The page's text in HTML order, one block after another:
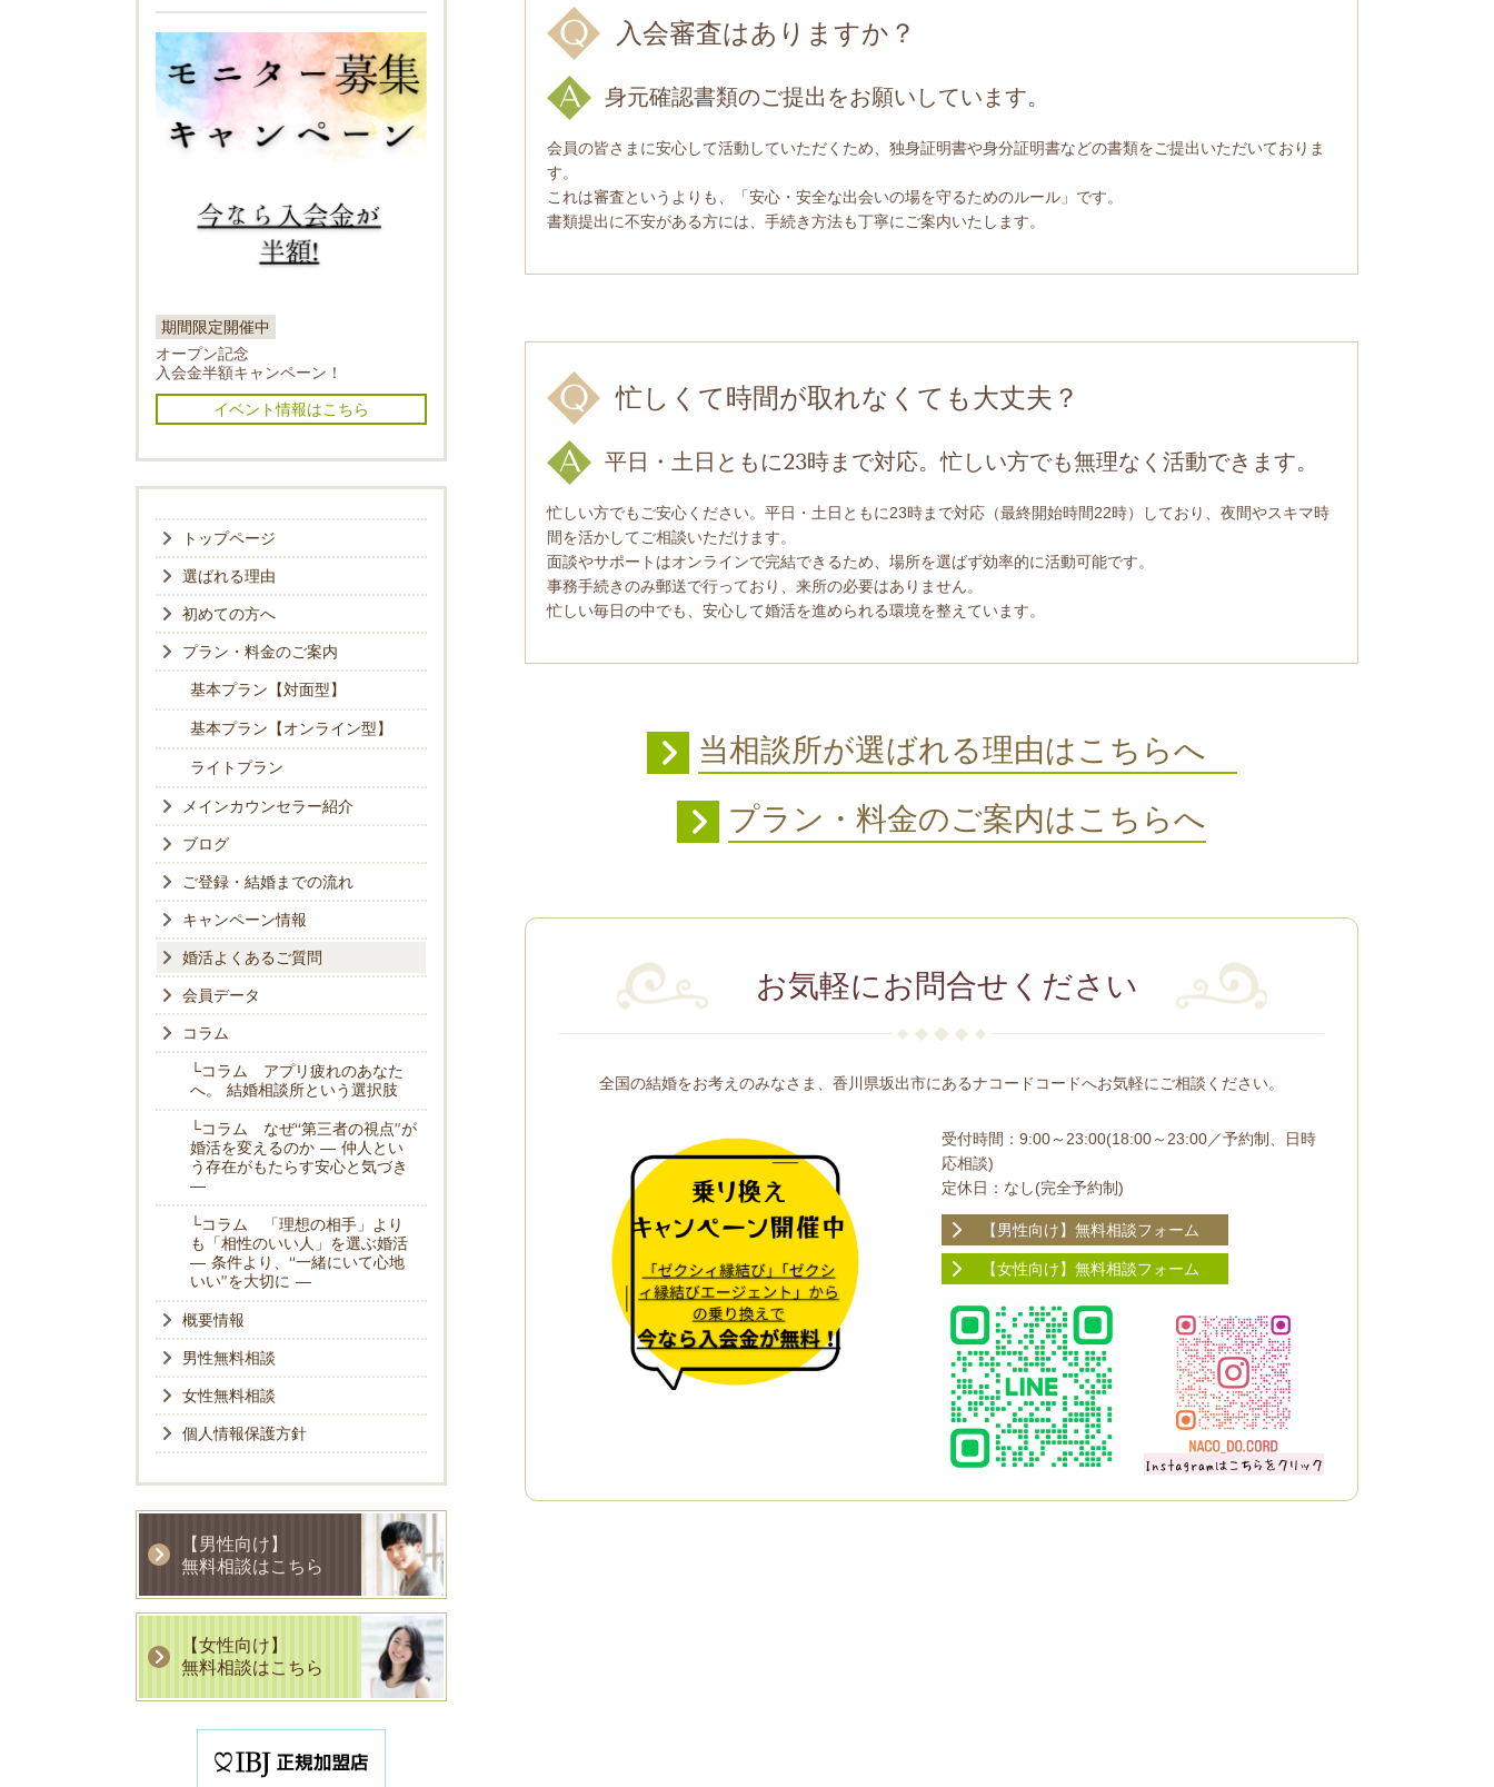
入会審査はありますか？
身元確認書類のご提出をお願いしています。
会員の皆さまに安心して活動していただくため、独身証明書や身分証明書などの書類をご提出いただいておりま
す。
これは審査というよりも、「安心・安全な出会いの場を守るためのルール」です。
書類提出に不安がある方には、手続き方法も丁寧にご案内いたします。
忙しくて時間が取れなくても大丈夫？
平日・土日ともに23時まで対応。忙しい方でも無理なく活動できます。
忙しい方でもご安心ください。平日・土日ともに23時まで対応（最終開始時間22時）しており、夜間やスキマ時
間を活かしてご相談いただけます。
面談やサポートはオンラインで完結できるため、場所を選ばず効率的に活動可能です。
事務手続きのみ郵送で行っており、来所の必要はありません。
忙しい毎日の中でも、安心して婚活を進められる環境を整えています。
当相談所が選ばれる理由はこちらへ
プラン・料金のご案内はこちらへ
お気軽にお問合せください
全国の結婚をお考えのみなさま、香川県坂出市にあるナコードコードへお気軽にご相談ください。
受付時間：9:00～23:00(18:00～23:00／予約制、日時
応相談)
定休日：なし(完全予約制)
【男性向け】無料相談フォーム
【女性向け】無料相談フォーム
期間限定開催中
オープン記念
入会金半額キャンペーン！
イベント情報はこちら
トップページ
選ばれる理由
初めての方へ
プラン・料金のご案内
基本プラン【対面型】
基本プラン【オンライン型】
ライトプラン
メインカウンセラー紹介
ブログ
ご登録・結婚までの流れ
キャンペーン情報
婚活よくあるご質問
会員データ
コラム
└コラム アプリ疲れのあなた
へ。 結婚相談所という選択肢
└コラム なぜ“第三者の視点”が
婚活を変えるのか ― 仲人とい
う存在がもたらす安心と気づき
―
└コラム 「理想の相手」より
も「相性のいい人」を選ぶ婚活
― 条件より、“一緒にいて心地
いい”を大切に ―
概要情報
男性無料相談
女性無料相談
個人情報保護方針
【男性向け】
無料相談はこちら
【女性向け】
無料相談はこちら